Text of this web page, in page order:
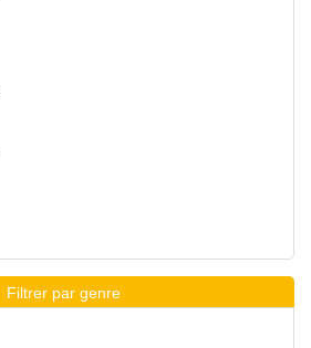
Filtrer par genre